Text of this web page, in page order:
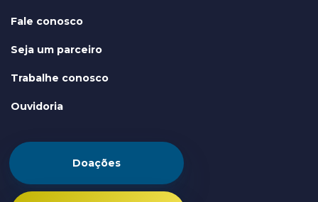
Fale conosco
Seja um parceiro
Trabalhe conosco
Ouvidoria
Doações